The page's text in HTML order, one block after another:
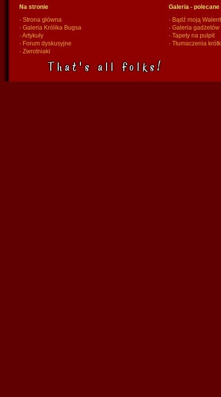
Na stronie
· Strona główna
· Galeria Królika Bugsa
· Artykuły
· Forum dyskusyjne
· Zwrotniaki
Galeria -
· Bądź moją
·Galeria
·Tapety na pulpit
·Tłumaczenia